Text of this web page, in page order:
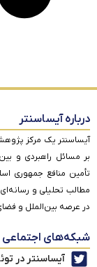
درباره آیساسنتر
آیساسنتر یک مرکز
بر مسائل راهبردی و
تأمین منافع جمهوری
مطالب تحلیلی و
در عرصه بین‌الملل و
شبکه‌های اجتماعی
آیساسنتر در